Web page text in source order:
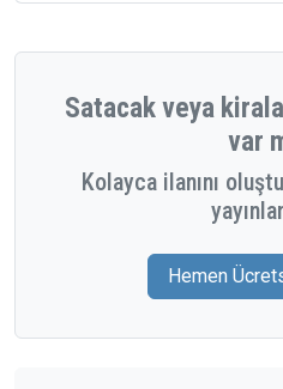
Satacak veya
var
Kolayca ilanını
Hemen